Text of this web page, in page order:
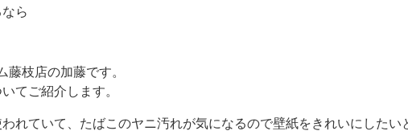
ら
藤枝店の加藤です。
てご紹介します。
れていて、たばこのヤニ汚れが気になるので壁紙をきれいにしたい